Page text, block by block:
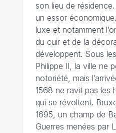
son lieu de
un essor
luxe et notamment
du cuir et de la
développent. Sous
Philippe II, la ville ne
notoriété, mais
1568 ne ravit pas les
qui se révoltent.
1695, un champ de
Guerres menées par